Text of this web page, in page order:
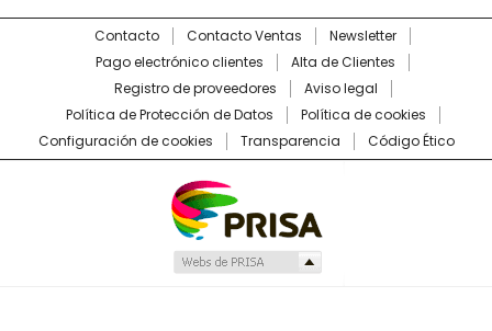
Contacto Contacto Ventas
Newsletter
Pago electrónico clientes
Alta de Clientes
Registro de proveedores
Aviso legal
Política de Protección de Datos
Política de cookies
Configuración de cookies
Transparencia Código Ético